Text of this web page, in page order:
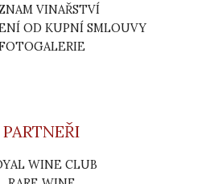
VINAŘSTVÍ
OD KUPNÍ SMLOUVY
PARTNEŘI
WINE CLUB